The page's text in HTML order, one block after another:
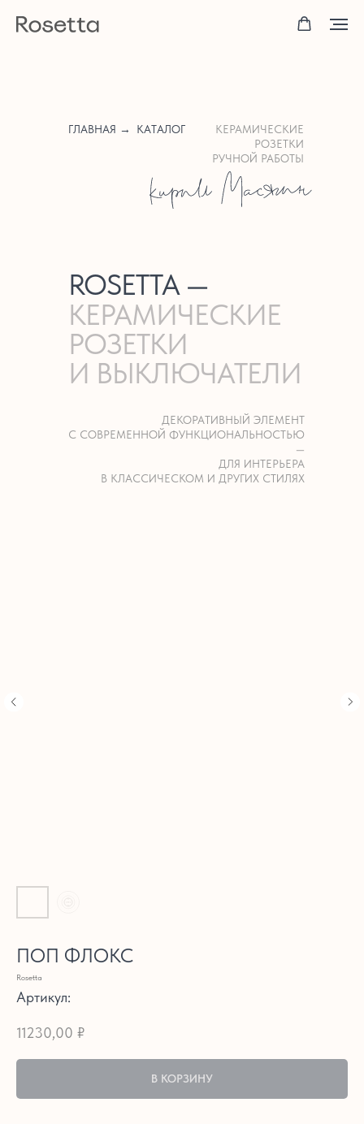
КЕРАМИЧЕСКИЕ
РОЗЕТКИ
РУЧНОЙ РАБОТЫ
ГЛАВНАЯ → КАТАЛОГ
ROSETTA —
КЕРАМИЧЕСКИЕ
РОЗЕТКИ
И ВЫКЛЮЧАТЕЛИ
ДЕКОРАТИВНЫЙ ЭЛЕМЕНТ
С СОВРЕМЕННОЙ ФУНКЦИОНАЛЬНОСТЬЮ
—
ДЛЯ ИНТЕРЬЕРА
В КЛАССИЧЕСКОМ И ДРУГИХ СТИЛЯХ
ПОП ФЛОКС
Rosetta
Артикул:
11230,00 ₽
В КОРЗИНУ